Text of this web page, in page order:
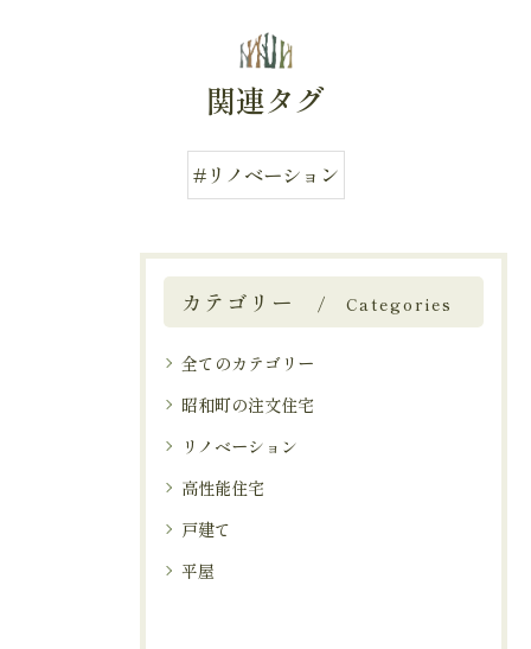
関連タグ
#リノベーション
カテゴリー Categories
全てのカテゴリー
昭和町の注文住宅
リノベーション
高性能住宅
戸建て
平屋